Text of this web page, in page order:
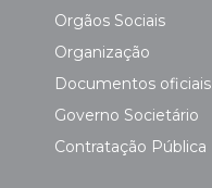
Orgãos Sociais
Organização
Documentos oficiais
Governo Societário
Contratação Pública